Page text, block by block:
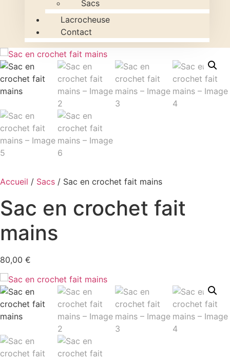
Sacs
Lacrocheuse
Contact
Accueil / Sacs / Sac en crochet fait mains
Sac en crochet fait
mains
80,00 €